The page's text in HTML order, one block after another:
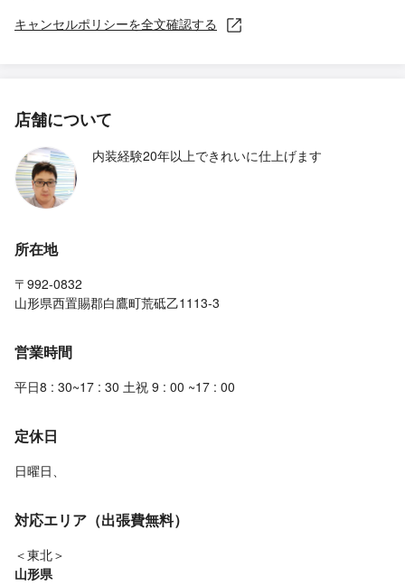
キャンセルポリシーを全文確認する
店舗について
内装経験20年以上できれいに仕上げます
所在地
〒992-0832
山形県西置賜郡白鷹町荒砥乙1113-3
営業時間
平日8 : 30~17 : 30 土祝 9 : 00 ~17 : 00
定休日
日曜日、
対応エリア（出張費無料）
＜東北＞
山形県